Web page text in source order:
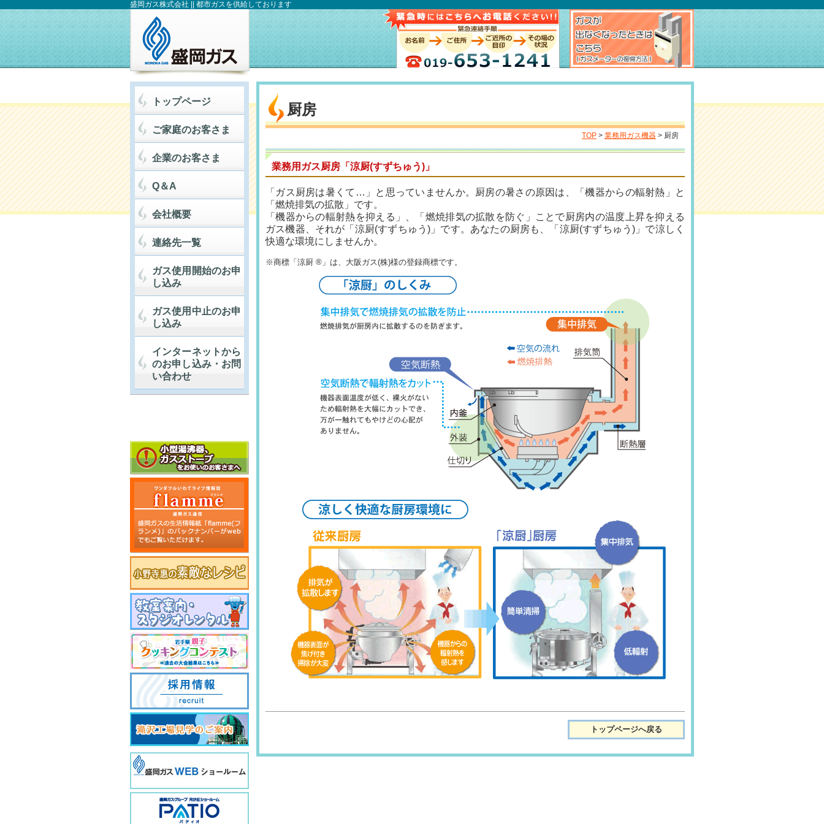
盛岡ガス株式会社 || 都市ガスを供給しております
トップページ
ご家庭のお客さま
企業のお客さま
Q＆A
会社概要
連絡先一覧
ガス使用開始のお申
し込み
ガス使用中止のお申
し込み
インターネットから
のお申し込み・お問
い合わせ
厨房
TOP > 業務用ガス機器 > 厨房
業務用ガス厨房「涼厨(すずちゅう)」
「ガス厨房は暑くて…」と思っていませんか。厨房の暑さの原因は、「機器からの輻射熱」と
「燃焼排気の拡散」です。
「機器からの輻射熱を抑える」、「燃焼排気の拡散を防ぐ」ことで厨房内の温度上昇を抑える
ガス機器、それが「涼厨(すずちゅう)」です。あなたの厨房も、「涼厨(すずちゅう)」で涼しく
快適な環境にしませんか。
※商標「涼厨 ®」は、大阪ガス(株)様の登録商標です。
トップページへ戻る